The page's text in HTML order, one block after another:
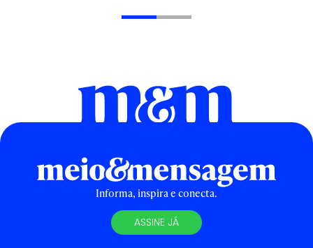
Informa, inspira e conecta.
ASSINE JÁ